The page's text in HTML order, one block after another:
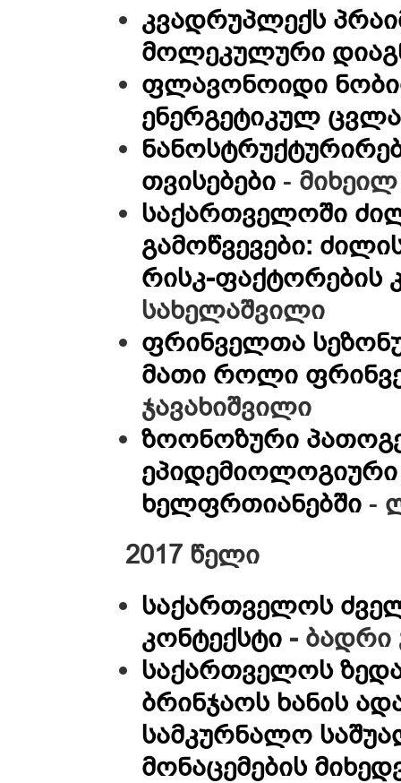
კვადრუპლექს
მოლეკულური
ფლავონოიდი
ენერგეტიკულ
თვისებები -
საქართველოში
გამოწვევები:
რისკ-ფაქტორების
სახელაშვილი
ფრინველთა
მათი როლი
ჯავახიშვილი
ზოონოზური
ხელფრთიანებში -
2017 წელი
საქართველოს
კონტექსტი - ბადრი
საქართველოს
ბრინჯაოს ხანის
სამკურნალო
მონაცემების